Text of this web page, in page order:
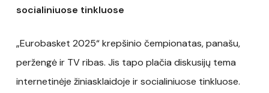
socialiniuose tinkluose
„Eurobasket 2025“ krepšinio čempionatas, panašu,
peržengė ir TV ribas. Jis tapo plačia diskusijų tema
internetinėje žiniasklaidoje ir socialiniuose tinkluose.